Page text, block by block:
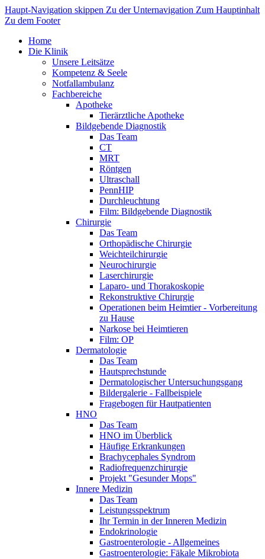
Haupt-Navigation skippen Zu der Unternavigation Zum Hauptinhalt
Zu dem Footer
Home
Die Klinik
Unsere Leitsätze
Kompetenz & Seele
Notfallambulanz
Fachbereiche
Apotheke
Tierärztliche Apotheke
Bildgebende Diagnostik
Das Team
CT
MRT
Röntgen
Ultraschall
PennHIP
Durchleuchtung
Film: Bildgebende Diagnostik
Chirurgie
Das Team
Orthopädische Chirurgie
Weichteilchirurgie
Neurochirurgie
Laserchirurgie
Laparo- und Thorakoskopie
Rekonstruktive Chirurgie
Operationen beim Heimtier - Vorbereitung
zu Hause
Narkose bei Heimtieren
Film: OP
Dermatologie
Das Team
Hautsprechstunde
Dermatologischer Untersuchungsgang
Bildergalerie - Fallbeispiele
Fragebogen für Hautpatienten
HNO
Das Team
HNO im Überblick
Häufige Erkrankungen
Brachycephales Syndrom
Radiofrequenzchirurgie
Projekt "Gesunder Mops"
Innere Medizin
Das Team
Leistungsspektrum
Ihr Termin in der Inneren Medizin
Endokrinologie
Gastroenterologie - Allgemeines
Gastroenterologie: Fäkale Mikrobiota